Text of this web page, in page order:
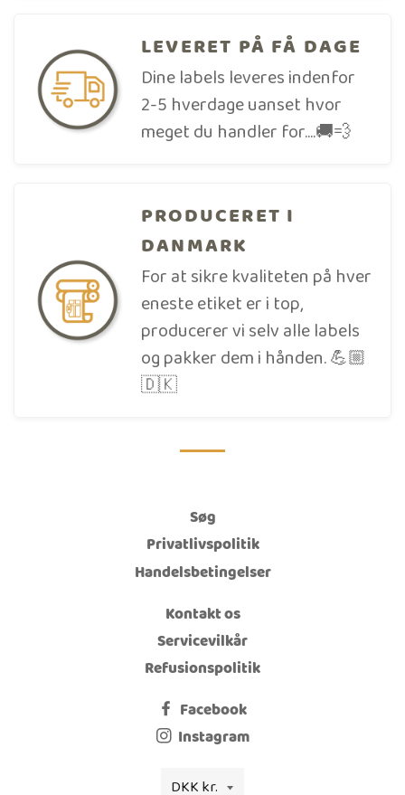
LEVERET PÅ FÅ DAGE
Dine labels leveres indenfor
2-5 hverdage uanset hvor
meget du handler for....🚚💨
PRODUCERET I
DANMARK
For at sikre kvaliteten på hver
eneste etiket er i top,
producerer vi selv alle labels
og pakker dem i hånden. 💪🏼
🇩🇰
Søg
Privatlivspolitik
Handelsbetingelser
Kontakt os
Servicevilkår
Refusionspolitik
Facebook
Instagram
DKK kr.